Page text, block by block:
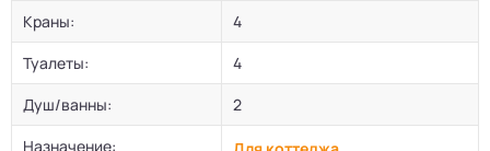
Краны:
4
Туалеты:
4
Душ/ванны:
2
Назначение: